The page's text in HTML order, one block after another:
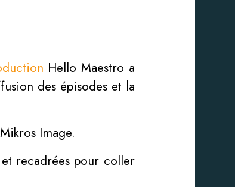
Hello Maestro a
des épisodes et la
Image.
recadrées pour coller